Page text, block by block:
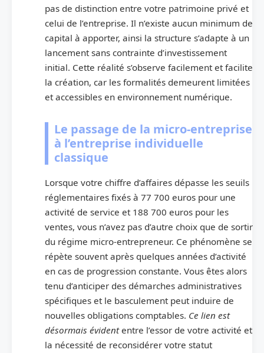
pas de distinction entre votre patrimoine privé et
celui de l’entreprise. Il n’existe aucun minimum de
capital à apporter, ainsi la structure s’adapte à un
lancement sans contrainte d’investissement
initial. Cette réalité s’observe facilement et facilite
la création, car les formalités demeurent limitées
et accessibles en environnement numérique.
Le passage de la micro-entreprise
à l’entreprise individuelle
classique
Lorsque votre chiffre d’affaires dépasse les seuils
réglementaires fixés à 77 700 euros pour une
activité de service et 188 700 euros pour les
ventes, vous n’avez pas d’autre choix que de sortir
du régime micro-entrepreneur. Ce phénomène se
répète souvent après quelques années d’activité
en cas de progression constante. Vous êtes alors
tenu d’anticiper des démarches administratives
spécifiques et le basculement peut induire de
nouvelles obligations comptables. Ce lien est
désormais évidententre l’essor de votre activité et
la nécessité de reconsidérer votre statut